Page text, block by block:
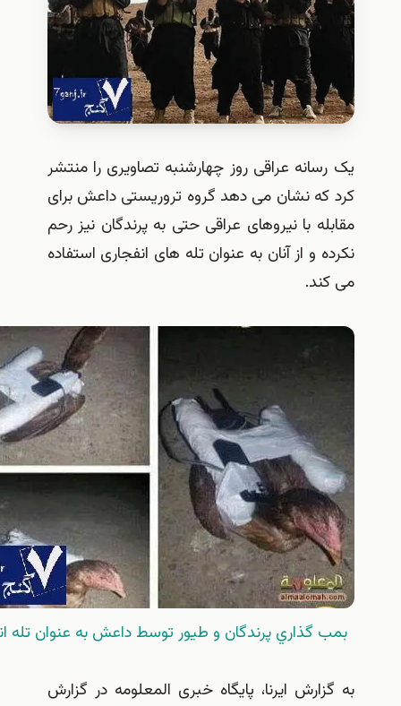
رسانه عراقی روز چهارشنبه تصاویری را منتشر
که نشان می دهد گروه تروریستی داعش برای
با نیروهای عراقی حتی به پرندگان نیز رحم
و از آنان به عنوان تله های انفجاری استفاده
کند.
بمب گذاري پرندگان و طيور توسط داعش به عنوان تله انفجاري
گزارش ایرنا، پایگاه خبری المعلومه در گزارش